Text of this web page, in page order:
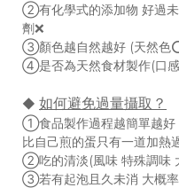
②有化學式的添加物 好過
劑❌
③顏色越自然越好 (天然色
④是否為天然食材製作(口
◆ 如何避免過量攝取？
①食品製作過程越簡單越好
比自己煎的蛋只有一道加熱
②吃的清淡(風味 特殊調味
③若有起泡且久未消 大概